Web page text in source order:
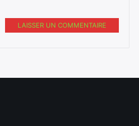
LAISSER UN COMMENTAIRE